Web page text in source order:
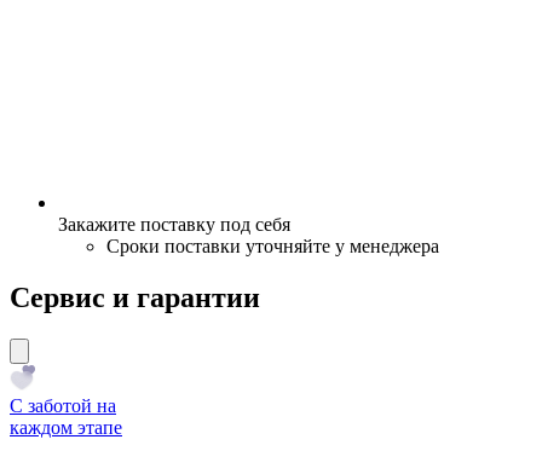
Закажите поставку под себя
Сроки поставки уточняйте у менеджера
Сервис и гарантии
С заботой на
каждом этапе